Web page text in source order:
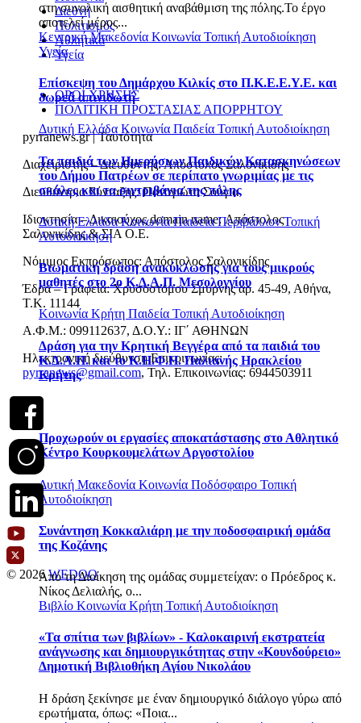
στη συνολική αισθητική αναβάθμιση της πόλης.Το έργο
αποτελεί μέρος...
Κεντρική Μακεδονία Κοινωνία Τοπική Αυτοδιοίκηση
Υγεία
Επίσκεψη του Δημάρχου Κιλκίς στο Π.Κ.Ε.Ε.Υ.Ε. και
δωρεά απινιδωτή
Δυτική Ελλάδα Κοινωνία Παιδεία Τοπική Αυτοδιοίκηση
Τα παιδιά των Ημερήσιων Παιδικών Κατασκηνώσεων
του Δήμου Πατρέων σε περίπατο γνωριμίας με τις
σκάλες και τα σιντριβάνια της πόλης
Δυτική ΕλλάδαΚοινωνίαΠαιδείαΠεριβάλλονΤοπική
Αυτοδιοίκηση
Βιωματική δράση ανακύκλωσης για τους μικρούς
μαθητές στο 2ο Κ.Δ.Α.Π. Μεσολογγίου
Κοινωνία Κρήτη Παιδεία Τοπική Αυτοδιοίκηση
Δράση για την Κρητική Βεγγέρα από τα παιδιά του
Κ.Δ.Α.Π. και το Κ.Η.Φ.Η. Παλιανής Ηρακλείου
Κρήτης
Προχωρούν οι εργασίες αποκατάστασης στο Αθλητικό
Κέντρο Κουρκουμελάτων Αργοστολίου
Δυτική Μακεδονία Κοινωνία Ποδόσφαιρο Τοπική
Αυτοδιοίκηση
Συνάντηση Κοκκαλιάρη με την ποδοσφαιρική ομάδα
της Κοζάνης
Από τη Διοίκηση της ομάδας συμμετείχαν: o Πρόεδρος κ.
Νίκος Δελιαλής, ο...
Βιβλίο Κοινωνία Κρήτη Τοπική Αυτοδιοίκηση
«Τα σπίτια των βιβλίων» - Καλοκαιρινή εκστρατεία
ανάγνωσης και δημιουργικότητας στην «Κουνδούρειο»
Δημοτική Βιβλιοθήκη Αγίου Νικολάου
Η δράση ξεκίνησε με έναν δημιουργικό διάλογο γύρω από
ερωτήματα, όπως: «Ποια...
Διεθνή
Πολιτισμός
Αθλητικά
Υγεία
ΟΡΟΙ ΧΡΗΣΗΣ
ΠΟΛΙΤΙΚΗ ΠΡΟΣΤΑΣΙΑΣ ΑΠΟΡΡΗΤΟΥ
pyrranews.gr | Ταυτότητα
Διαχειριστής – Διευθυντής: Απόστολος Σαλονικίδης
Διευθύντρια Σύνταξης: Παναγιώτα Σούγια
Ιδιοκτησία – Δικαιούχος domain name: Απόστολος
Σαλονικίδης & ΣΙΑ Ο.Ε.
Νόμιμος Εκπρόσωπος: Απόστολος Σαλονικίδης
Έδρα – Γραφεία: Χρυσοστόμου Σμύρνης αρ. 45-49, Αθήνα,
Τ.Κ. 11144
Α.Φ.Μ.: 099112637, Δ.Ο.Υ.: ΙΓ΄ ΑΘΗΝΩΝ
Ηλεκτρονική διεύθυνση Επικοινωνίας:
pyrranews@gmail.com, Τηλ. Επικοινωνίας: 6944503911
© 2026WEDOO